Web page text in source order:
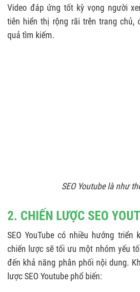
5. CÁCH SEO VIDEO LÊN TOP
5.1. Nghiên cứu từ khóa
6.3. Youtube Analytics
6.4. Phần mềm thiết kế
Video đáp ứng tốt kỳ vọng người
tiên hiển thị rộng rãi trên trang chủ,
quả tìm kiếm.
SEO Youtube là như
2. CHIẾN LƯỢC SEO
SEO YouTube có nhiều hướng triển
chiến lược sẽ tối ưu một nhóm yếu
đến khả năng phân phối nội dung.
lược SEO Youtube phổ biến: